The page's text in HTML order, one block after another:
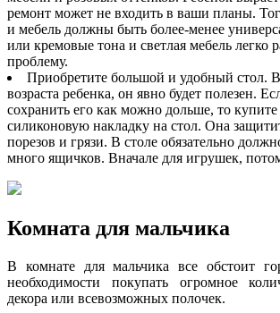
ремонт может не входить в ваши планы.
и мебель должны быть более-менее
или кремовые тона и светлая мебель легко
проблему.
Приобретите большой и удобный стол.
возраста ребенка, он явно будет полезен.
сохранить его как можно дольше, то
силиконовую накладку на стол. Она
порезов и грязи. В столе обязательно
много ящичков. Вначале для игрушек,
Комната для мальчика
В комнате для мальчика все обстоит
необходимости покупать огромное
декора или всевозможных полочек.